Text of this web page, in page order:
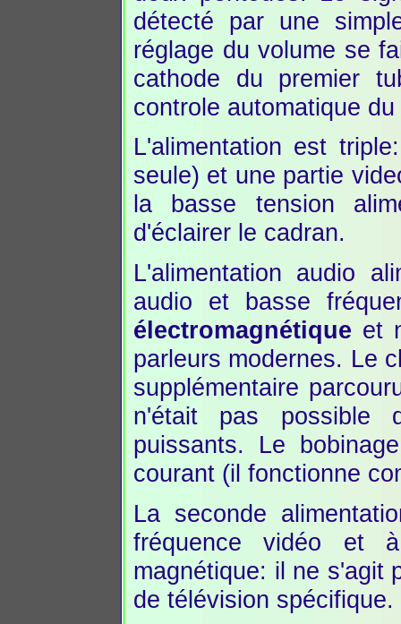
détecté par une
réglage du volume se
cathode du premier
controle automatique
L'alimentation est
seule) et une partie
la basse tension
d'éclairer le cadran.
L'alimentation audio
audio et basse
électromagnétique et
parleurs modernes. Le
supplémentaire
n'était pas possible
puissants. Le
courant (il fonctionne
La seconde
fréquence vidéo et
magnétique: il ne s'agit
de télévision spécifique.